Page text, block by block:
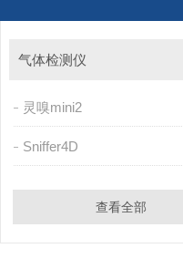
气体检测仪
灵嗅mini2
Sniffer4D
查看全部